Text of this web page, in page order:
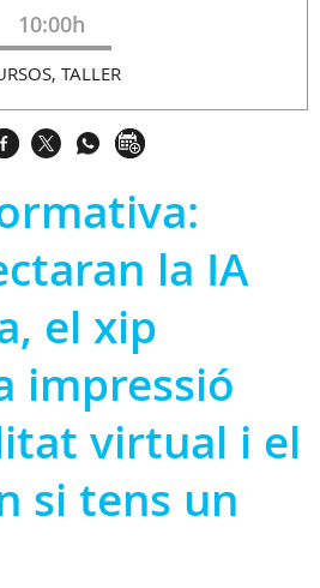
10:00h
TALLER
la IA
el xip
impressió
virtual i el
si tens un